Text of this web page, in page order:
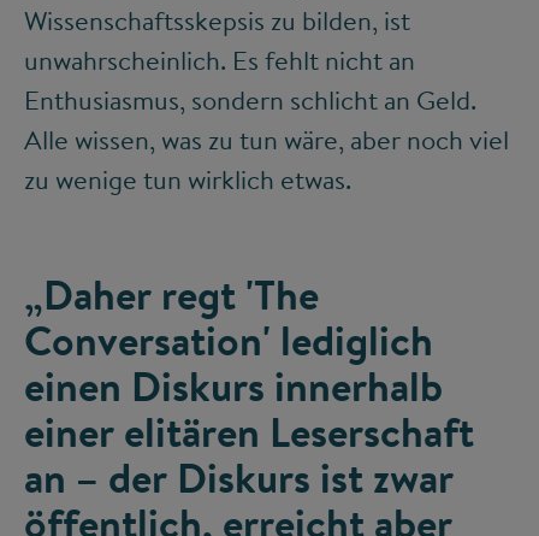
Wissenschaftsskepsis zu bilden, ist
unwahrscheinlich. Es fehlt nicht an
Enthusiasmus, sondern schlicht an Geld.
Alle wissen, was zu tun wäre, aber noch viel
zu wenige tun wirklich etwas.
„Daher regt 'The
Conversation' lediglich
einen Diskurs innerhalb
einer elitären Leserschaft
an – der Diskurs ist zwar
öffentlich, erreicht aber